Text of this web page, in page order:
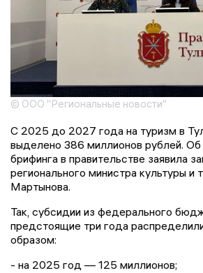
© ООО "Региональные новости"
С 2025 до 2027 года на туризм в
выделено 386 миллионов рублей.
брифинга в правительстве заявила
регионального министра культуры и
Мартынова.
Так, субсидии из федерального
предстоящие три года
образом:
- на 2025 год — 125 миллионов;